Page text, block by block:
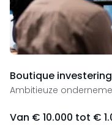
Boutique
Ambitieuze
Van € 10.000 tot €